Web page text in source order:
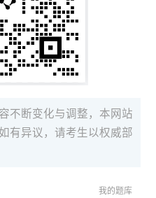
不断变化与调整，本网站
有异议，请考生以权威部
我的题库